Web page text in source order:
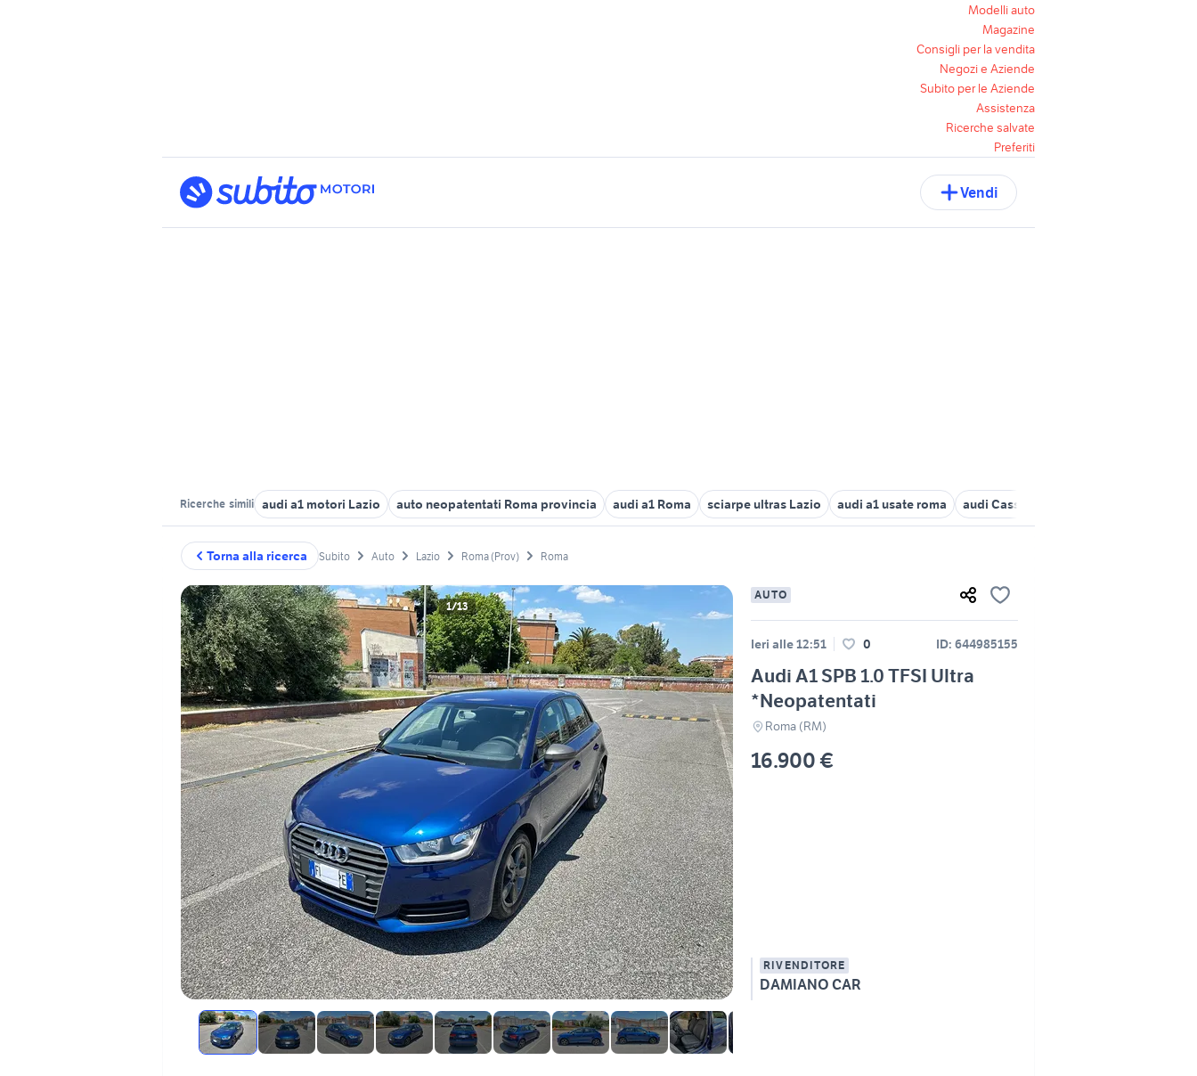
Modelli auto
Magazine
Consigli per la vendita
Negozi e Aziende
Subito per le Aziende
Assistenza
Ricerche salvate
Preferiti
Vendi
Ricerche simili audi a1 motori Lazio auto neopatentati Roma provincia audi a1 Roma sciarpe ultras Lazio audi a1 usate roma audi Cassino
Torna alla ricerca Subito Auto Lazio Roma (Prov) Roma
1/13
AUTO
Ieri alle 12:51 0 ID: 644985155
Audi A1 SPB 1.0 TFSI Ultra
*Neopatentati
Roma (RM)
16.900 €
RIVENDITORE
DAMIANO CAR